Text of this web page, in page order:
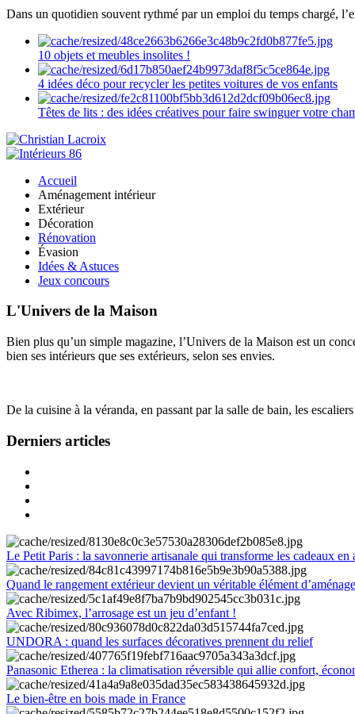
Dans un quotidien souvent rythmé par un emploi du temps chargé,
10 objets et meubles insolites !
4 idées déco pour recycler les petites voitures de vos enfants
Têtes de lits : des idées créatives pour faire swinguer votre
Accueil
Aménagement intérieur
Extérieur
Décoration
Rénovation
Évasion
Idées & Astuces
Jeux concours
L'Univers de la Maison
Bien plus qu’un simple magazine, l’Univers de la Maison est un
bien ses intérieurs que ses extérieurs, selon ses envies.
De la cuisine à la véranda, en passant par la salle de bain, les
Derniers articles
Le Petit Paris : la savonnerie artisanale qui transforme les cadeaux en
Quand le rangement extérieur devient un véritable élément
Avec Ribimex, l’arrosage est un jeu d’enfant !
UNDORA : quand les surfaces décoratives prennent du relief
Panasonic Etherea : la climatisation réversible qui allie confort,
Le bien-être en bois made in France